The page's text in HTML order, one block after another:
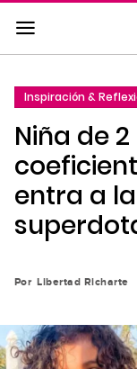
Saltar
al
contenido
a
la
navegación
principal
Inspiración &
Niña de
entra a
Por Libertad Richarte